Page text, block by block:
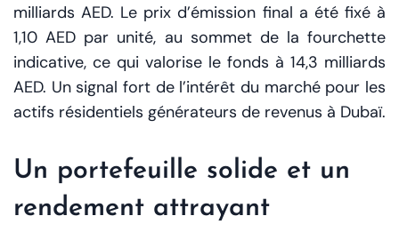
milliards AED. Le prix d’émission final a été fixé à
1,10 AED par unité, au sommet de la fourchette
indicative, ce qui valorise le fonds à 14,3 milliards
AED. Un signal fort de l’intérêt du marché pour les
actifs résidentiels générateurs de revenus à Dubaï.
Un portefeuille solide et un
rendement attrayant